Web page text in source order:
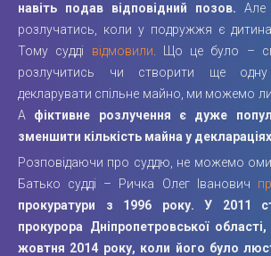
навіть подав відповідний позов. Але
розлучатись, коли у подружжя є
Тому судді відмовили . Що це було –
розлучитись чи створити ще
декларувати спільне майно, ми можемо
А фіктивне розлучення є дуже
зменшити кількість майна у
Розповідаючи про суддю, не можемо
Батько судді – Ричка Олег Іванович
прокуратури з 1996 року. У 2011
прокурора Дніпропетровської
жовтня 2014 року, коли його було